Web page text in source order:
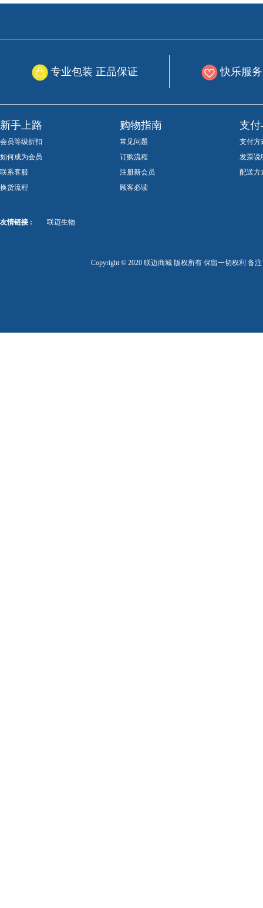
专业包装 正品保证 快乐服
新手上路
会员等级折扣
如何成为会员
联系客服
换货流程
购物指南
常见问题
订购流程
注册新会员
顾客必读
支付
支付方
发票说
配送方
友情链接 : 联迈生物
Copyright © 2020 联迈商城 版权所有 保留一切权利 备